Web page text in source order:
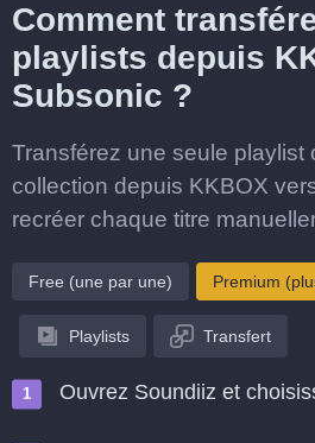
Comment
playlists depuis
Subsonic ?
Transférez une seule playlist
collection depuis KKBOX
recréer chaque titre
Free (une par une) Premium
Playlists Transfert
Ouvrez Soundiiz et